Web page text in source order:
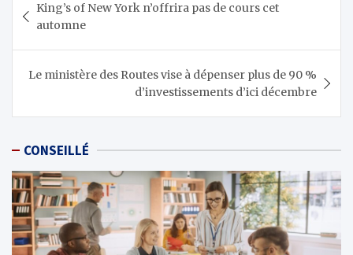
de
l’article
King’s of New York n’offrira pas de cours cet
automne
Le ministère des Routes vise à dépenser plus de 90 %
d’investissements d’ici décembre
CONSEILLÉ